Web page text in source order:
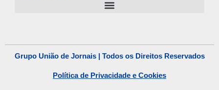
Grupo União de Jornais | Todos os Direitos Reservados
Política de Privacidade e Cookies